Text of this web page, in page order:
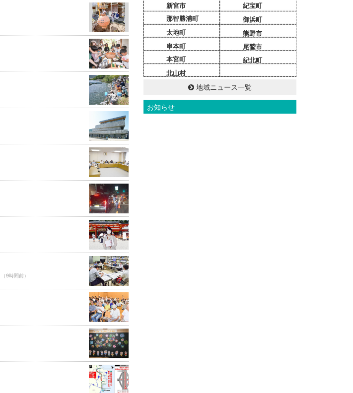
（9時間前）
新宮市
那智勝浦町
太地町
串本町
本宮町
北山村
紀宝町
御浜町
熊野市
尾鷲市
紀北町
地域ニュース一覧
お知らせ